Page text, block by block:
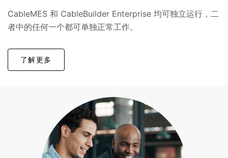
CableMES 和 CableBuilder Enterprise 均可独立运行，二
者中的任何一个都可单独正常工作。
了解更多